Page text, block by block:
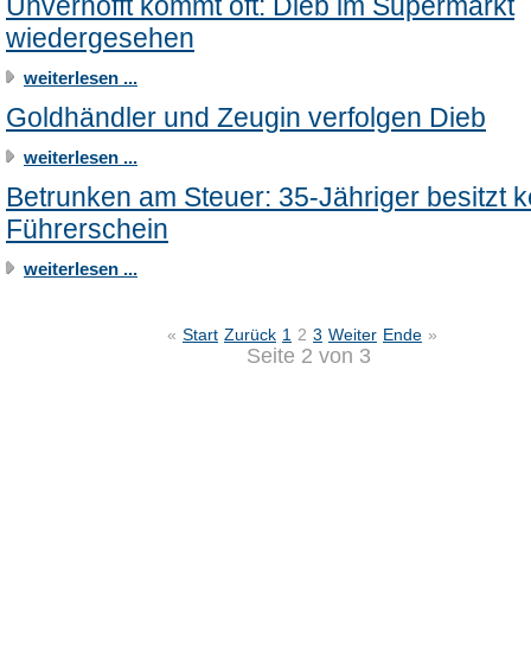
wiedergesehen
weiterlesen ...
Goldhändler und Zeugin verfolgen Dieb
weiterlesen ...
Betrunken am Steuer: 35-Jähriger besitzt
Führerschein
weiterlesen ...
« Start Zurück 1 2 3 Weiter Ende »
Seite 2 von 3